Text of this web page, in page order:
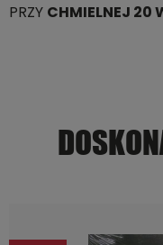
PRZY CHMIELNEJ 20